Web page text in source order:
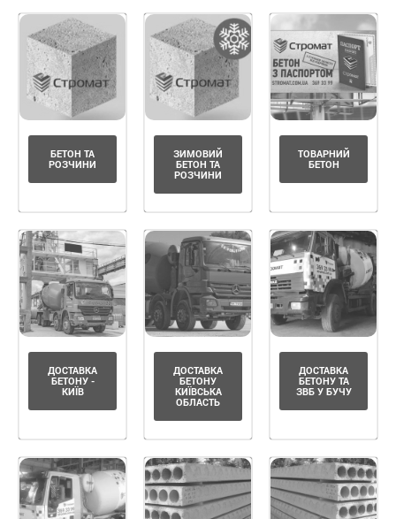
БЕТОН ТА
РОЗЧИНИ
ЗИМОВИЙ
БЕТОН ТА
РОЗЧИНИ
ТОВАРНИЙ
БЕТОН
ДОСТАВКА
БЕТОНУ -
КИЇВ
ДОСТАВКА
БЕТОНУ
КИЇВСЬКА
ОБЛАСТЬ
ДОСТАВКА
БЕТОНУ ТА
ЗВБ У БУЧУ